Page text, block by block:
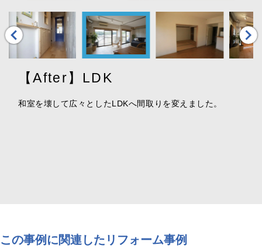
【After】LDK
和室を壊して広々としたLDKへ間取りを変えました。
この事例に関連したリフォーム事例